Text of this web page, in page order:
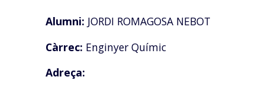
Alumni: JORDI ROMAGOSA NEBOT
Càrrec: Enginyer Químic
Adreça: